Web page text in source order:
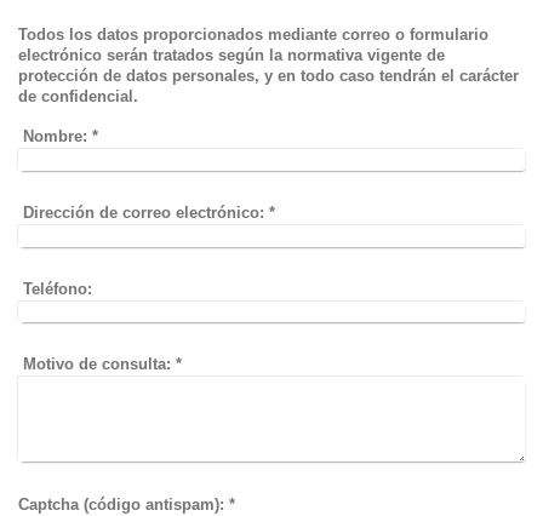
Todos los datos proporcionados mediante correo o formulario
electrónico serán tratados según la normativa vigente de
protección de datos personales, y en todo caso tendrán el carácter
de confidencial.
Nombre: *
Dirección de correo electrónico: *
Teléfono:
Motivo de consulta: *
Captcha (código antispam): *